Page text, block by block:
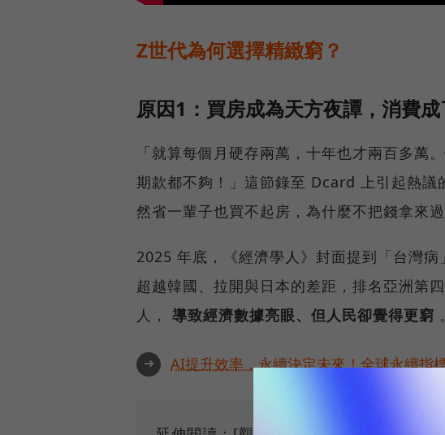
Z世代為何選擇精緻窮？
原因1：買房成為天方夜譚，消費
「就算每個月硬存兩萬，十年也才兩百多萬
期款都不夠！」這節錄至 Dcard 上引起熱
然省一輩子也買不起房，為什麼不把錢拿來過
2025 年底，《經濟學人》封面提到「台灣
超越韓國、拉開與日本的差距，排名亞洲第
人， 導致經濟數據亮眼、但人民卻覺得更窮 。
➜ AI提升效率，永續決定未來！全球永續指